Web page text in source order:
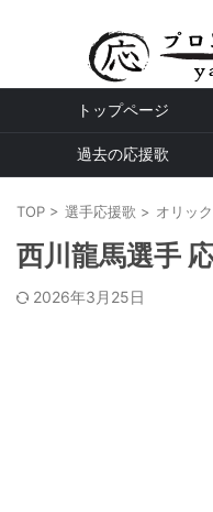
トップページ
過去の応援歌
TOP > 選手応援歌 > オリッ
西川龍馬選手
2026年3月25日